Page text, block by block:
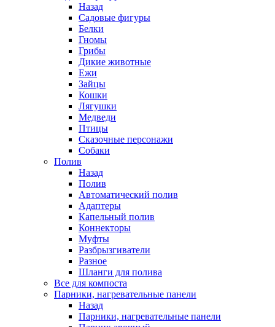
Назад
Садовые фигуры
Белки
Гномы
Грибы
Дикие животные
Ежи
Зайцы
Кошки
Лягушки
Медведи
Птицы
Сказочные персонажи
Собаки
Полив
Назад
Полив
Автоматический полив
Адаптеры
Капельный полив
Коннекторы
Муфты
Разбрызгиватели
Разное
Шланги для полива
Все для компоста
Парники, нагревательные панели
Назад
Парники, нагревательные панели